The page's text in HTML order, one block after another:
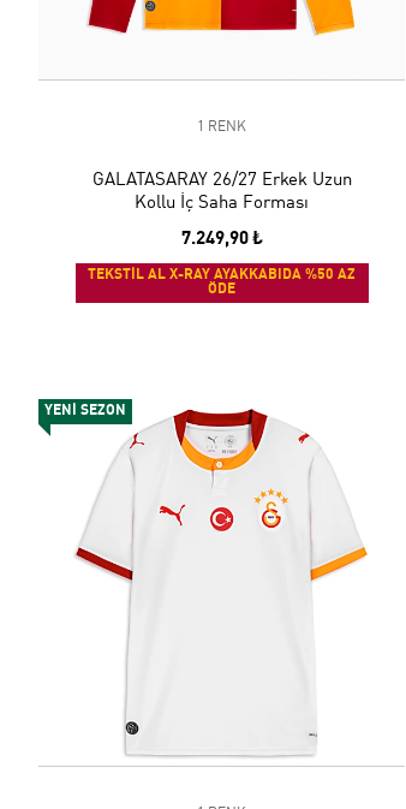
1 RENK
GALATASARAY 26/27 Erkek Uzun
Kollu İç Saha Forması
7.249,90 ₺
TEKSTİL AL X-RAY AYAKKABIDA %50 AZ
ÖDE
YENİ SEZON